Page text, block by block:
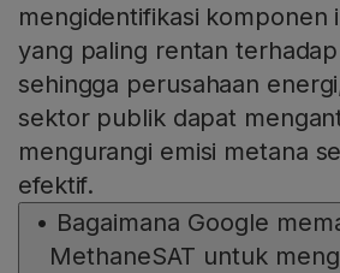
mengidentifikasi komponen
yang paling rentan
sehingga perusahaan
sektor publik dapat
mengurangi emisi metana
efektif.
• Bagaimana Google
MethaneSAT untuk